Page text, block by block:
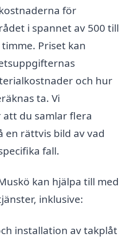
för
i spannet av 500 till
Priset kan
och hur
ta. Vi
du samlar flera
rättvis bild av vad
fall.
kan hjälpa till med
inklusive:
installation av takplåt